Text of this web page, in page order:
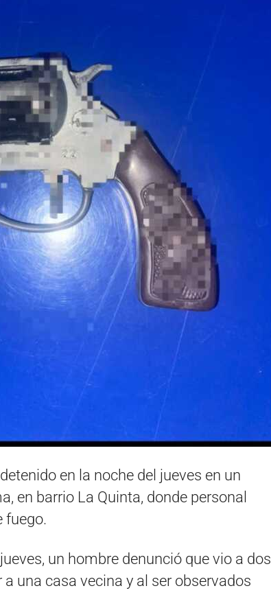
en la noche del jueves en un
en barrio La Quinta, donde personal
fuego.
un hombre denunció que vio a dos
una casa vecina y al ser observados